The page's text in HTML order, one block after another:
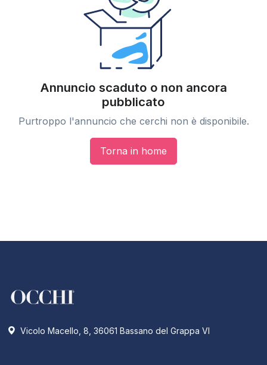
Annuncio scaduto o non ancora
pubblicato
Purtroppo l'annuncio che cerchi non è disponibile.
Torna in home
Vicolo Macello, 8, 36061 Bassano del Grappa VI